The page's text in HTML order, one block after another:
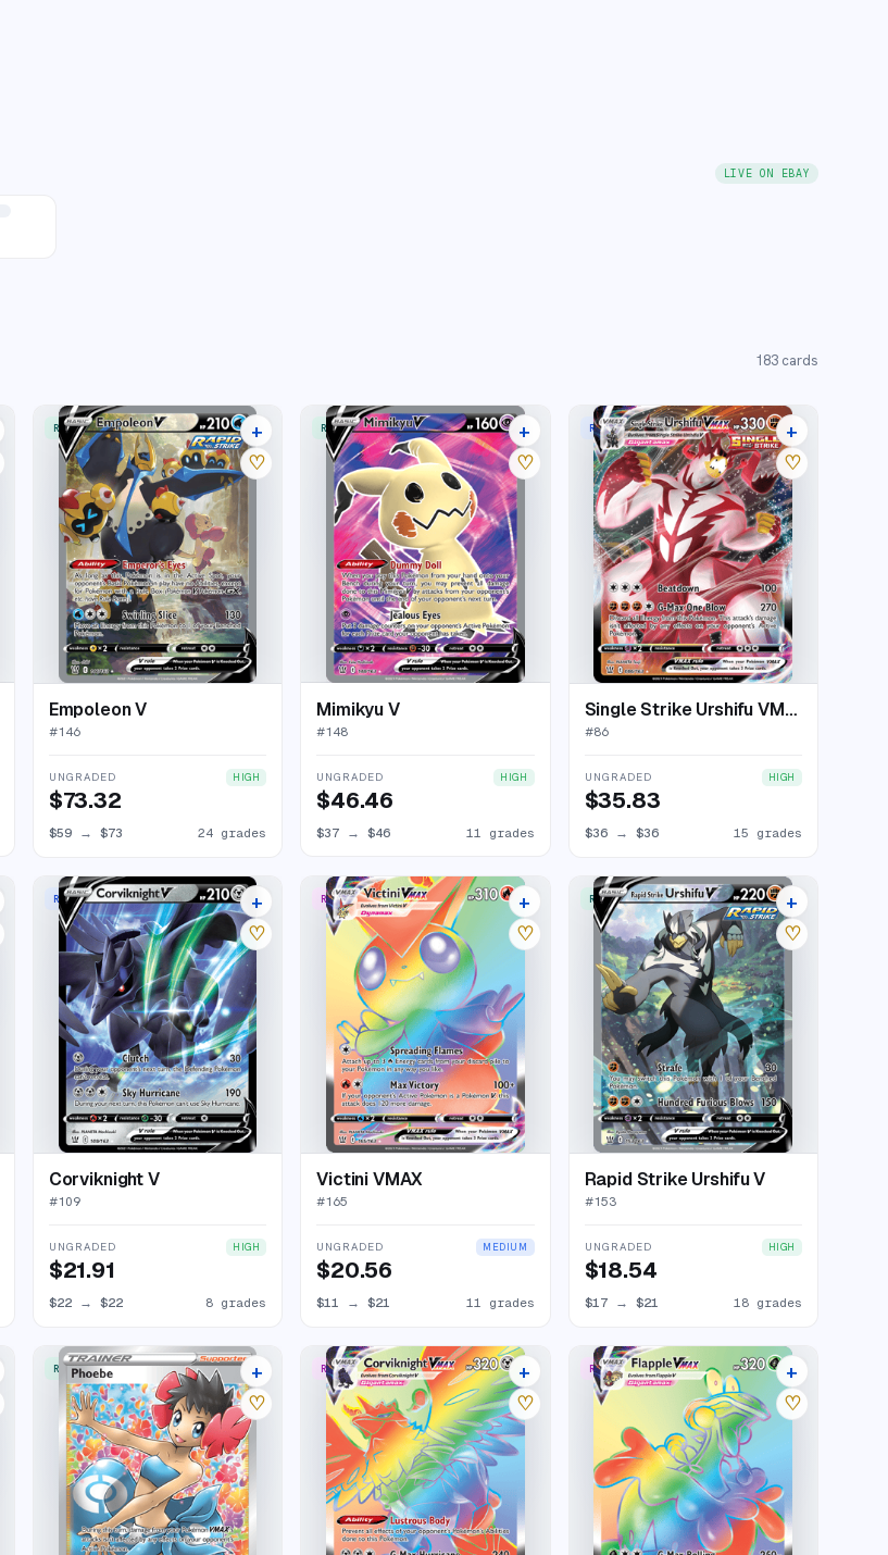
LIVE ON EBAY
183 cards
RARE ULTRA 28 listings
+
♡
Empoleon V
#146
UNGRADED HIGH
$73.32
$59→ $73 24 grades
RARE ULTRA 15 listings
+
♡
Mimikyu V
#148
UNGRADED HIGH
$46.46
$37 →$46 11 grades
RARE HOLO VMAX 20 listings
+
♡
Single Strike Urshifu VMAX
#86
UNGRADED HIGH
$35.83
$36→ $36 15 grades
RARE HOLO V 12 listings+
♡
Corviknight V
#109
UNGRADED HIGH
$21.91
$22→ $22 8 grades
RARE RAINBOW 15 listings+
♡
Victini VMAX
#165
UNGRADED MEDIUM
$20.56
$11 →$21 11 grades
RARE ULTRA 22 listings+
♡
Rapid Strike Urshifu V
#153
UNGRADED HIGH
$18.54
$17→ $21 18 grades
RARE ULTRA 21 listings
+
♡
RARE RAINBOW 12 listings
+
♡
RARE RAINBOW 13 listings
+
♡